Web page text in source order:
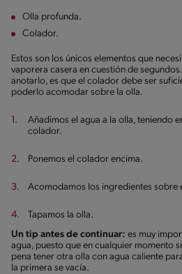
Olla profunda.
Colador.
Estos son los únicos elementos que
vaporera casera en cuestión de
anotarlo, es que el colador debe ser
poderlo acomodar sobre la olla.
Añadimos el agua a la olla, teniendo
colador.
Ponemos el colador encima.
Acomodamos los ingredientes sobre
Tapamos la olla.
Un tip antes de continuar: es muy
agua, puesto que en cualquier momento
pena tener otra olla con agua caliente
la primera se vacía.